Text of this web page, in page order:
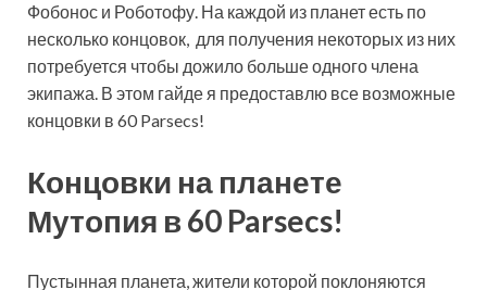
Фобонос и Роботофу. На каждой из планет есть по
несколько концовок, для получения некоторых из них
потребуется чтобы дожило больше одного члена
экипажа. В этом гайде я предоставлю все возможные
концовки в 60 Parsecs!
Концовки на планете
Мутопия в 60 Parsecs!
Пустынная планета, жители которой поклоняются